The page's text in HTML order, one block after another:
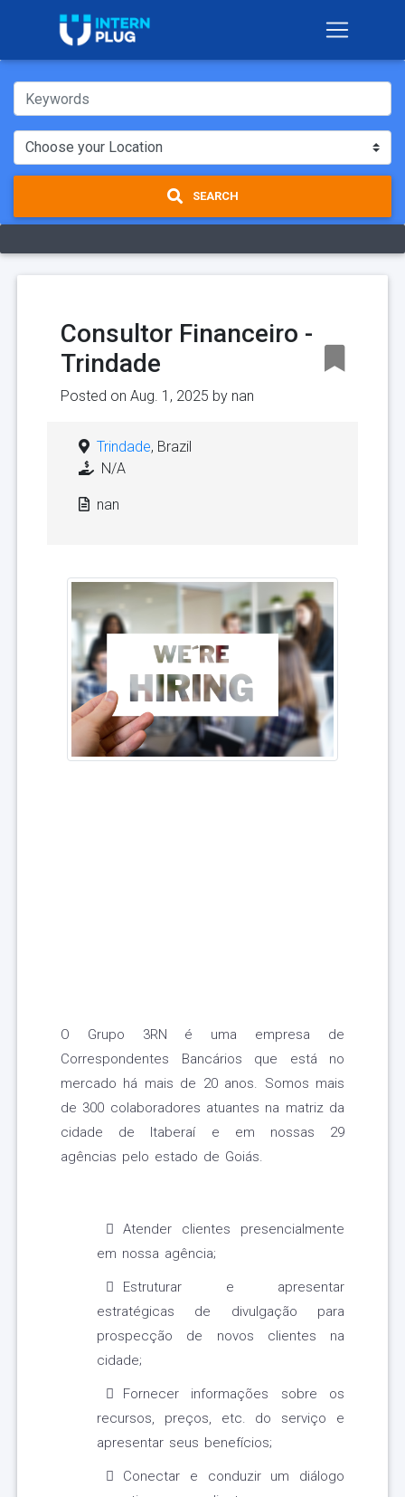
SEARCH
Consultor Financeiro -
Trindade
Posted on Aug. 1, 2025 by nan
Trindade, Brazil
N/A
nan
O Grupo 3RN é uma empresa de
Correspondentes Bancários que está no
mercado há mais de 20 anos. Somos mais
de 300 colaboradores atuantes na matriz da
cidade de Itaberaí e em nossas 29
agências pelo estado de Goiás.
Atender clientes presencialmente
em nossa agência;
Estruturar e apresentar
estratégicas de divulgação para
prospecção de novos clientes na
cidade;
Fornecer informações sobre os
recursos, preços, etc. do serviço e
apresentar seus benefícios;
Conectar e conduzir um diálogo